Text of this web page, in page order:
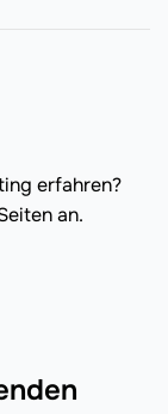
erfahren?
an.